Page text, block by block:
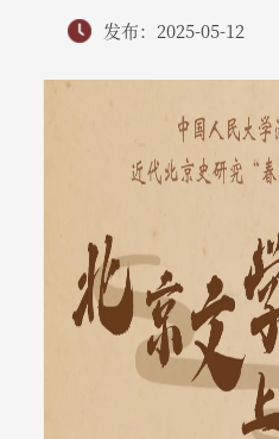
发布：2025-05-12